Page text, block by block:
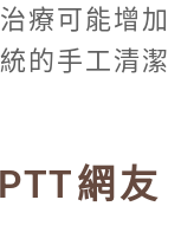
療可能增加
的手工清潔
網友